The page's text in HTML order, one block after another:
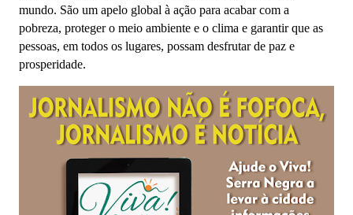
mundo. São um apelo global à ação para acabar com a
pobreza, proteger o meio ambiente e o clima e garantir que as
pessoas, em todos os lugares, possam desfrutar de paz e
prosperidade.